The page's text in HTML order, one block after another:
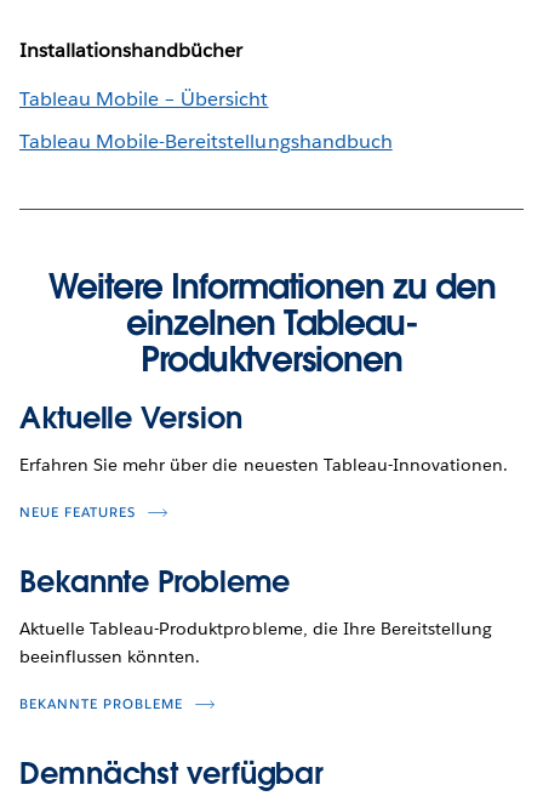
Installationshandbücher
Tableau Mobile – Übersicht
Tableau Mobile-Bereitstellungshandbuch
Weitere Informationen zu den
einzelnen Tableau-
Produktversionen
Aktuelle Version
Erfahren Sie mehr über die neuesten Tableau-Innovationen.
NEUE FEATURES
Bekannte Probleme
Aktuelle Tableau-Produktprobleme, die Ihre Bereitstellung
beeinflussen könnten.
BEKANNTE PROBLEME
Demnächst verfügbar